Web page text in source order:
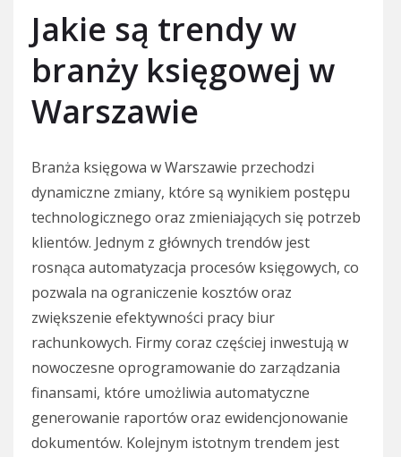
Jakie są trendy w
branży księgowej w
Warszawie
Branża księgowa w Warszawie przechodzi
dynamiczne zmiany, które są wynikiem postępu
technologicznego oraz zmieniających się potrzeb
klientów. Jednym z głównych trendów jest
rosnąca automatyzacja procesów księgowych, co
pozwala na ograniczenie kosztów oraz
zwiększenie efektywności pracy biur
rachunkowych. Firmy coraz częściej inwestują w
nowoczesne oprogramowanie do zarządzania
finansami, które umożliwia automatyczne
generowanie raportów oraz ewidencjonowanie
dokumentów. Kolejnym istotnym trendem jest